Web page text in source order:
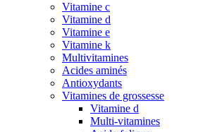
Vitamine c
Vitamine d
Vitamine e
Vitamine k
Multivitamines
Acides aminés
Antioxydants
Vitamines de grossesse
Vitamine d
Multi-vitamines